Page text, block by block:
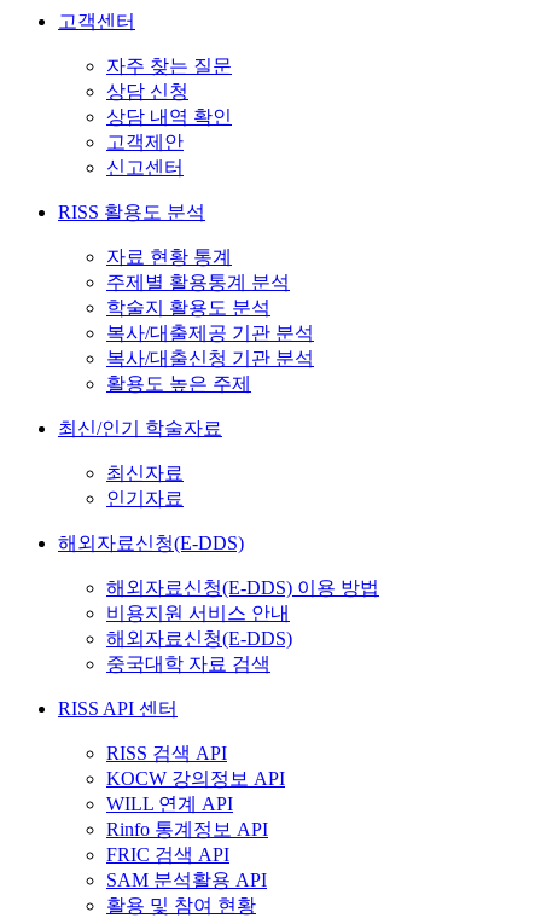
고객센터
자주 찾는 질문
상담 신청
상담 내역 확인
고객제안
신고센터
RISS 활용도 분석
자료 현황 통계
주제별 활용통계 분석
학술지 활용도 분석
복사/대출제공 기관 분석
복사/대출신청 기관 분석
활용도 높은 주제
최신/인기 학술자료
최신자료
인기자료
해외자료신청(E-DDS)
해외자료신청(E-DDS) 이용 방법
비용지원 서비스 안내
해외자료신청(E-DDS)
중국대학 자료 검색
RISS API 센터
RISS 검색 API
KOCW 강의정보 API
WILL 연계 API
Rinfo 통계정보 API
FRIC 검색 API
SAM 분석활용 API
활용 및 참여 현황